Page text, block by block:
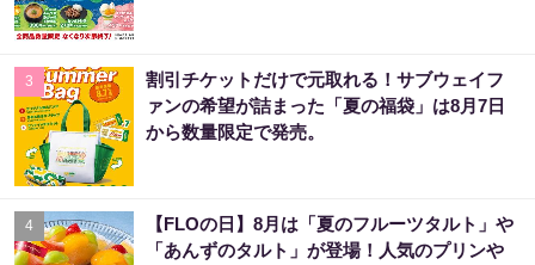
3
割引チケットだけで元取れる！サブウェイフ
ァンの希望が詰まった「夏の福袋」は8月7日
から数量限定で発売。
4
【FLOの日】8月は「夏のフルーツタルト」や
「あんずのタルト」が登場！人気のプリンや